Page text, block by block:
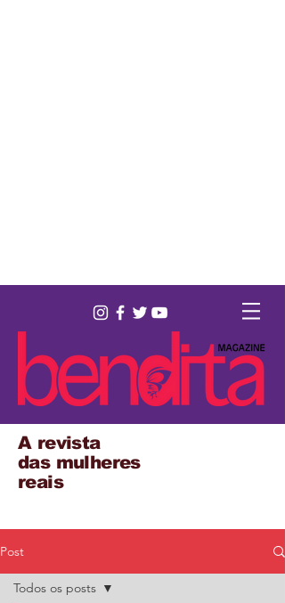
A revista
das mulheres
reais
Post
Todos os posts